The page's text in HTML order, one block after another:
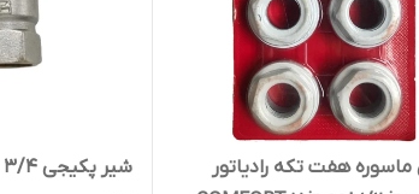
هفت تکه رادیاتور